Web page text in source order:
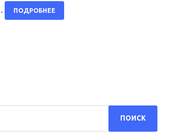
ПОДРОБНЕЕ